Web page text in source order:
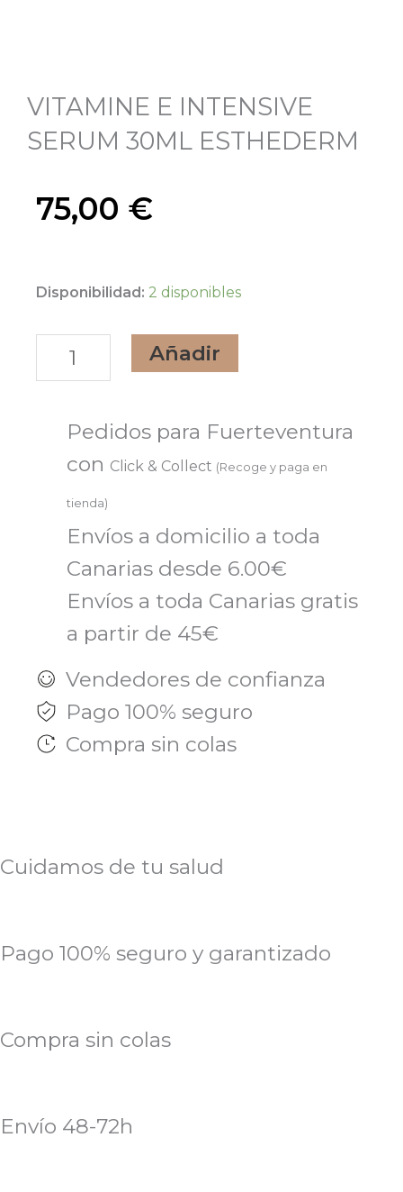
VITAMINE E INTENSIVE
SERUM 30ML ESTHEDERM
75,00 €
Disponibilidad: 2 disponibles
VITAMINE
INTENSIVE
SERUM
30ML
ESTHEDERM
Añadir
Pedidos para Fuerteventura
con Click & Collect (Recoge y paga en
tienda)
Envíos a domicilio a toda
Canarias desde 6.00€
Envíos a toda Canarias gratis
a partir de 45€
Vendedores de confianza
Pago 100% seguro
Compra sin colas
Cuidamos de tu salud
Pago 100% seguro y garantizado
Compra sin colas
Envío 48-72h